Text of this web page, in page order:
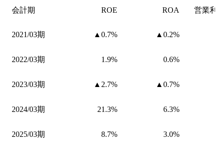
会計期 ROE ROA 営業
2021/03期 ▲0.7% ▲0.2%
2022/03期 1.9% 0.6%
2023/03期 ▲2.7% ▲0.7%
2024/03期 21.3% 6.3%
2025/03期 8.7% 3.0%